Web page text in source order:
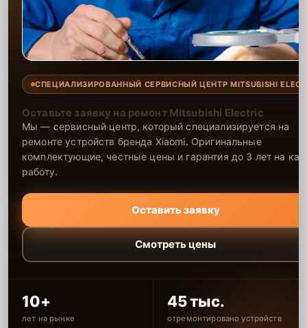
СПЕЦИАЛИЗИРОВАННЫЙ СЕРВИСНЫЙ ЦЕНТР MITSUBISHI
Оставьте заявку на ремонт Mitsubishi Electric
Мы — сервисный центр, который специализируется на
ремонте устройств бренда Xiaomi. Оригинальные
комплектующие, честные цены и гарантия до 3 лет на
работу.
Оставить заявку
Смотреть цены
10+
лет на рынке
45 тыс.
отремонтировано устройств